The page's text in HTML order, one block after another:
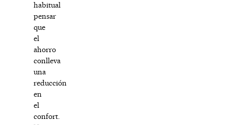
habitual
pensar
que
el
ahorro
conlleva
una
reducción
en
el
confort.